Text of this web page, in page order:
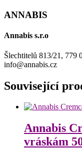
ANNABIS
Annabis s.r.o
Šlechtitelů 813/21, 779
info@annabis.cz
Související
Annabis
vráskám